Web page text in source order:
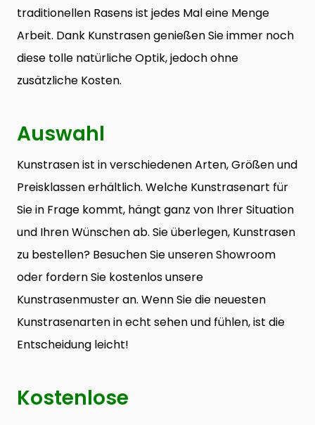
traditionellen Rasens ist jedes Mal eine Menge
Arbeit. Dank Kunstrasen genießen Sie immer noch
diese tolle natürliche Optik, jedoch ohne
zusätzliche Kosten.
Auswahl
Kunstrasen ist in verschiedenen Arten, Größen und
Preisklassen erhältlich. Welche Kunstrasenart für
Sie in Frage kommt, hängt ganz von Ihrer Situation
und Ihren Wünschen ab. Sie überlegen, Kunstrasen
zu bestellen? Besuchen Sie unseren Showroom
oder fordern Sie kostenlos unsere
Kunstrasenmuster an. Wenn Sie die neuesten
Kunstrasenarten in echt sehen und fühlen, ist die
Entscheidung leicht!
Kostenlose